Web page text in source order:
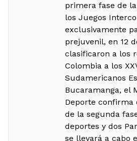
primera fase de
los Juegos
exclusivamente
prejuvenil, en 12
clasificaron a los
Colombia a los
Sudamericanos
Bucaramanga, el
Deporte confirma
de la segunda
deportes y dos
se llevará a cabo